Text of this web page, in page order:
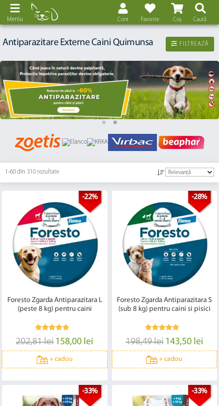
Coș
Favorite
Cont Caută
Meniu
FILTREAZĂ
Antiparazitare Externe Caini Quimunsa
1-60 din 310 rezultate
-22%
Foresto Zgarda Antiparazitara L
(peste 8 kg) pentru caini
202,81 lei 158,00 lei
+cadou
-28%
Foresto Zgarda Antiparazitara S
(sub 8 kg) pentru caini si pisici
198,49 lei 143,50 lei
+ cadou
-33% -33%